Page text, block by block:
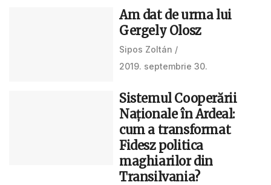
Am dat de urma lui
Gergely Olosz
Sipos Zoltán
2019. septembrie 30.
Sistemul Cooperării
Naţionale în Ardeal:
cum a transformat
Fidesz politica
maghiarilor din
Transilvania?